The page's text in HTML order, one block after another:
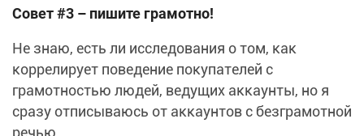
Совет #3 – пишите грамотно!
Не знаю, есть ли исследования о том, как
коррелирует поведение покупателей с
грамотностью людей, ведущих аккаунты, но я
сразу отписываюсь от аккаунтов с безграмотной
речью.